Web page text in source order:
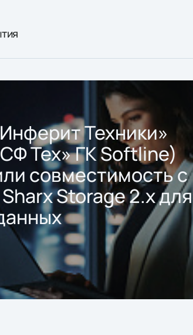
Техники»
Тех» ГК Softline)
совместимость с
Storage 2.x для